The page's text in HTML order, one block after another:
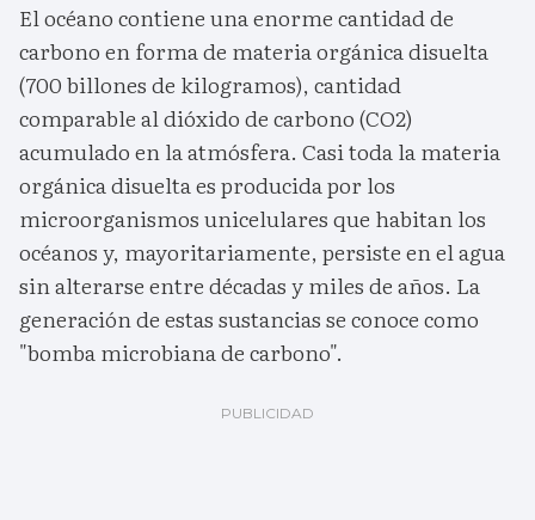
El océano contiene una enorme cantidad de
carbono en forma de materia orgánica disuelta
(700 billones de kilogramos), cantidad
comparable al dióxido de carbono (CO2)
acumulado en la atmósfera. Casi toda la materia
orgánica disuelta es producida por los
microorganismos unicelulares que habitan los
océanos y, mayoritariamente, persiste en el agua
sin alterarse entre décadas y miles de años. La
generación de estas sustancias se conoce como
"bomba microbiana de carbono".